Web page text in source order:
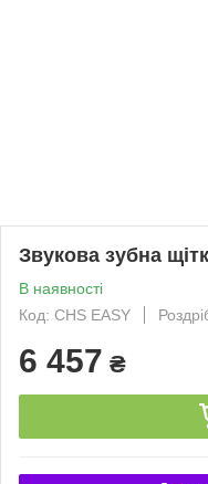
Звукова зубна
В наявності
Код: CHS EASY
6 457 ₴